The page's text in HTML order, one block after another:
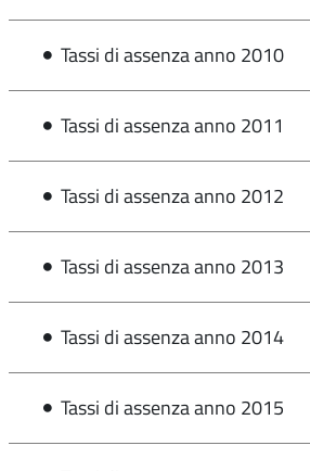
Tassi di assenza anno 2010
Tassi di assenza anno 2011
Tassi di assenza anno 2012
Tassi di assenza anno 2013
Tassi di assenza anno 2014
Tassi di assenza anno 2015